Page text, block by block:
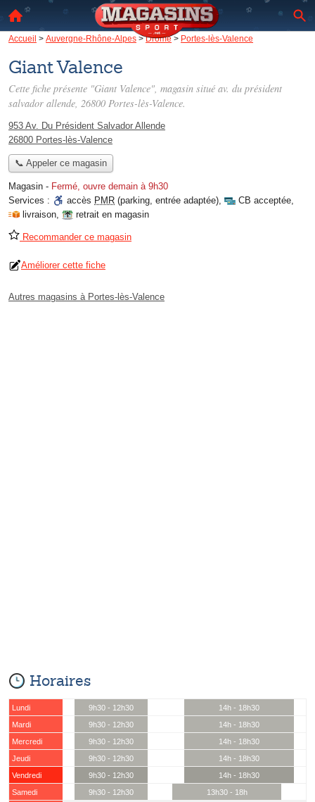
Accueil > Auvergne-Rhône-Alpes >Drôme> Portes-lès-Valence
Giant Valence
Cette fiche présente "Giant Valence", magasin situé av. du président
salvador allende, 26800 Portes-lès-Valence.
953 Av. Du Président Salvador Allende
26800 Portes-lès-Valence
📞 Appeler ce magasin
Magasin - Fermé, ouvre demain à 9h30
Services :
accès PMR (parking, entrée adaptée), CB acceptée,
livraison, retrait en magasin
Recommander ce magasin
Améliorer cette fiche
Autres magasins à Portes-lès-Valence
Horaires
Lundi 9h30 - 12h30
14h - 18h30
Mardi
9h30 - 12h30
14h - 18h30
Mercredi
9h30 - 12h30
14h - 18h30
Jeudi
9h30 - 12h30
14h - 18h30
Vendredi
9h30 - 12h30
14h - 18h30
Samedi
9h30 - 12h30
13h30 - 18h